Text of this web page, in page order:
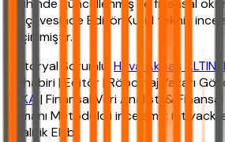
tarihinde güncellenmiş ve finansal
çerçevesinde Editör Kurul teknik
geçirilmiştir.
Editoryal Sorumlu: Hava Akbaş
Muhabiri | Editör | Röportaj Yazarı
YAKA | Finansal Veri Analisti &
Uzmanı Metodoloji inceleme:
Analitik Ekibi